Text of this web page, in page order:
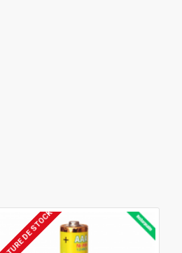
utilisation intensive.
DE STOCK